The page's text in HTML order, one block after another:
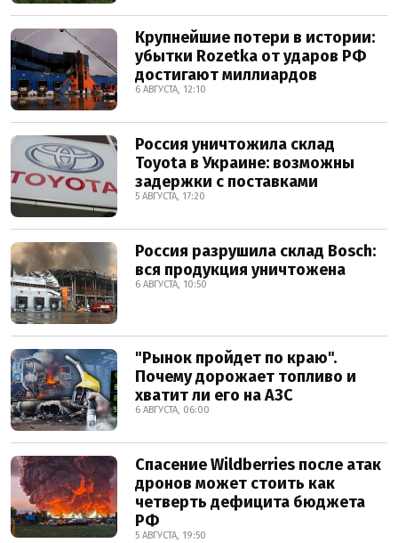
Крупнейшие потери в истории:
убытки Rozetka от ударов РФ
достигают миллиардов
6 АВГУСТА, 12:10
Россия уничтожила склад
Toyota в Украине: возможны
задержки с поставками
5 АВГУСТА, 17:20
Россия разрушила склад Bosch:
вся продукция уничтожена
6 АВГУСТА, 10:50
"Рынок пройдет по краю".
Почему дорожает топливо и
хватит ли его на АЗС
6 АВГУСТА, 06:00
Спасение Wildberries после атак
дронов может стоить как
четверть дефицита бюджета
РФ
5 АВГУСТА, 19:50